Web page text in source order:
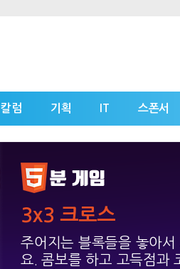
칼럼 기획 IT 스폰서
3x3 크로스
주어지는 블록들을 놓아서
요. 콤보를 하고 고득점과